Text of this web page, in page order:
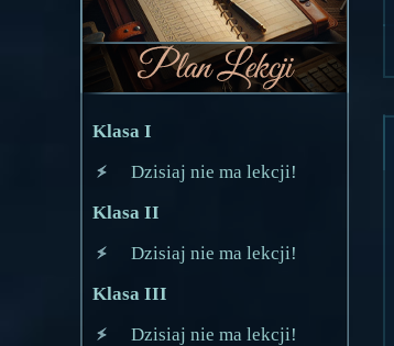
Klasa I
Dzisiaj nie ma lekcji!
Klasa II
Dzisiaj nie ma lekcji!
Klasa III
Dzisiaj nie ma lekcji!